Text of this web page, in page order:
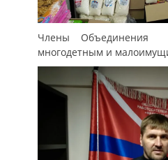
Члены Объединения
многодетным и